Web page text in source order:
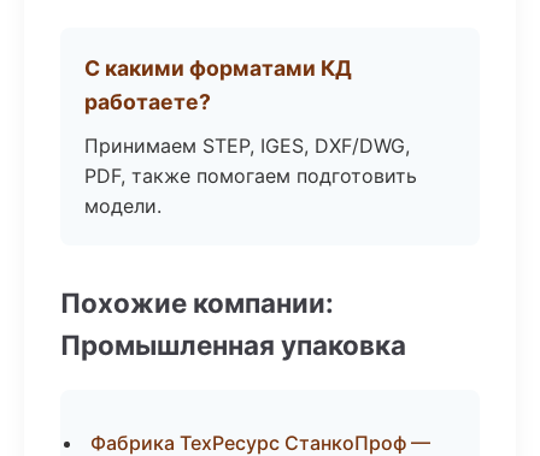
С какими форматами КД
работаете?
Принимаем STEP, IGES, DXF/DWG,
PDF, также помогаем подготовить
модели.
Похожие компании:
Промышленная упаковка
Фабрика ТехРесурс СтанкоПроф —